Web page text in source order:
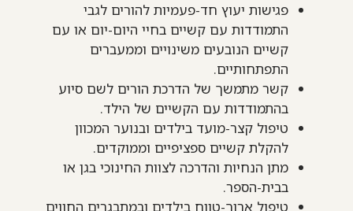
פגישות יעוץ חד-פעמיות להורים לגבי
התמודדות עם קשיים בחיי היום-יום או עם
קשיים הנובעים משינויים וממעברים
התפתחותיים.
קשר מתמשך של הדרכת הורים לשם סיוע
בהתמודדות עם הקשיים של הילד.
טיפול קצר-מועד בילדים ובנוער המכוון
להקלת קשיים ספציפיים וממוקדים.
מתן הנחיות והדרכה לצוות החינוכי בגן או
בבית-הספר.
טיפול ארוך-טווח בילדים ובמתבגרים החווים